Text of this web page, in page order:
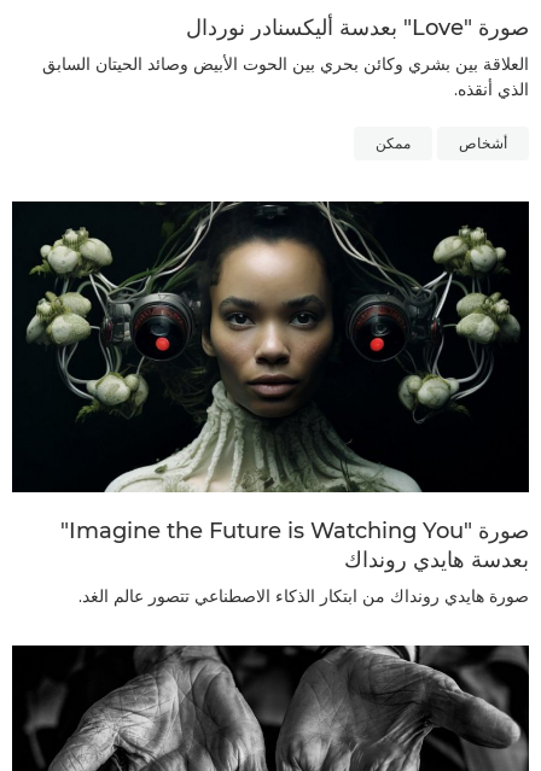
صورة "Love" بعدسة أليكسنادر نوردال
العلاقة بين بشري وكائن بحري بين الحوت الأبيض وصائد الحيتان السابق
الذي أنقذه.
أشخاص ممكن
صورة "Imagine the Future is Watching You"
بعدسة هايدي رونداك
صورة هايدي رونداك من ابتكار الذكاء الاصطناعي تتصور عالم الغد.